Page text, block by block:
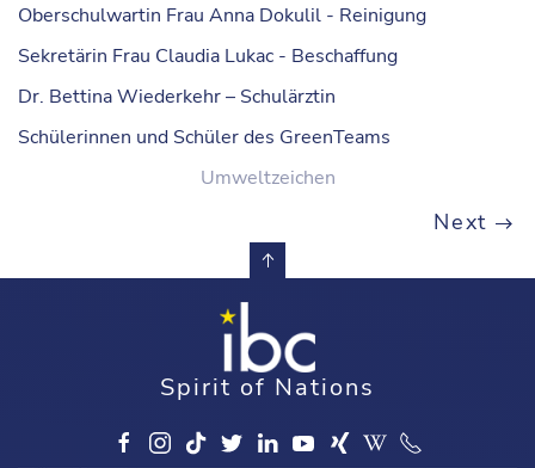
Oberschulwartin Frau Anna Dokulil - Reinigung
Sekretärin Frau Claudia Lukac - Beschaffung
Dr. Bettina Wiederkehr – Schulärztin
Schülerinnen und Schüler des GreenTeams
Umweltzeichen
Next
Spirit of Nations